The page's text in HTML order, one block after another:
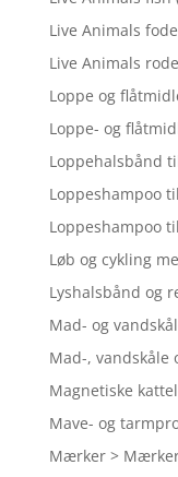
Live Animals
Live Animals
Loppe og
Loppe- og
Loppehalsbånd
Loppeshampoo
Loppeshampoo
Løb og cykling
Lyshalsbånd og
Mad- og
Mad-, vandskåle
Magnetiske
Mave- og
Mærker > Mærker